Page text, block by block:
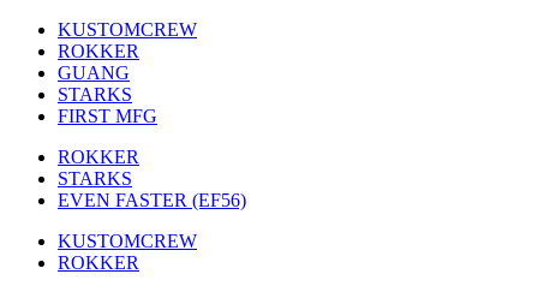
KUSTOMCREW
ROKKER
GUANG
STARKS
FIRST MFG
ROKKER
STARKS
EVEN FASTER (EF56)
KUSTOMCREW
ROKKER